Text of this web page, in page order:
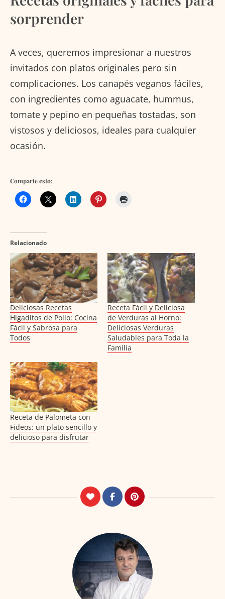
sorprender
A veces, queremos impresionar a nuestros
invitados con platos originales pero sin
complicaciones. Los canapés veganos fáciles,
con ingredientes como aguacate, hummus,
tomate y pepino en pequeñas tostadas, son
vistosos y deliciosos, ideales para cualquier
ocasión.
Comparte esto:
Relacionado
Deliciosas Recetas
Higaditos de Pollo: Cocina
Fácil y Sabrosa para
Todos
Receta Fácil y Deliciosa
de Verduras al Horno:
Deliciosas Verduras
Saludables para Toda la
Familia
Receta de Palometa con
Fideos: un plato sencillo y
delicioso para disfrutar